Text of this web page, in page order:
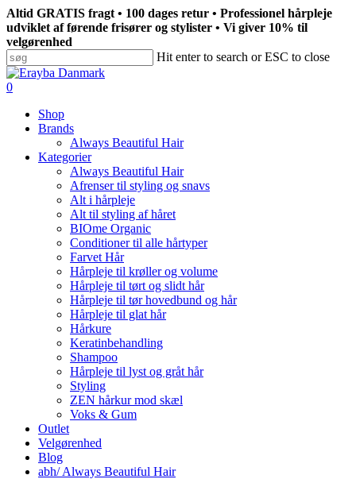
Skip
to
main
content
Altid GRATIS fragt • 100 dages retur • Professionel hårpleje
udviklet af førende frisører og stylister • Vi giver 10% til
velgørenhed
Hit enter to search or ESC to close
Close
Search
search
0
Shop
Brands
Always Beautiful Hair
Kategorier
Always Beautiful Hair
Afrenser til styling og snavs
Alt i hårpleje
Alt til styling af håret
BIOme Organic
Conditioner til alle hårtyper
Farvet Hår
Hårpleje til krøller og volume
Hårpleje til tørt og slidt hår
Hårpleje til tør hovedbund og hår
Hårpleje til glat hår
Hårkure
Keratinbehandling
Shampoo
Hårpleje til lyst og gråt hår
Styling
ZEN hårkur mod skæl
Voks & Gum
Outlet
Velgørenhed
Blog
abh/ Always Beautiful Hair